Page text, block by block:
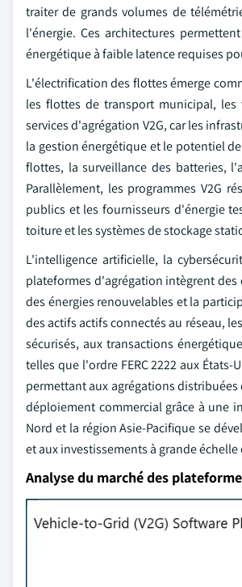
traiter de grands volumes de
l'énergie. Ces architectures
énergétique à faible latence requises
L'électrification des flottes émerge
les flottes de transport municipal,
services d'agrégation V2G, car les
la gestion énergétique et le potentiel
flottes, la surveillance des batteries,
Parallèlement, les programmes V2G
publics et les fournisseurs d'énergie
toiture et les systèmes de stockage
L'intelligence artificielle, la
plateformes d'agrégation intègrent
des énergies renouvelables et la
des actifs actifs connectés au réseau,
sécurisés, aux transactions
telles que l'ordre FERC 2222 aux
permettant aux agrégations
déploiement commercial grâce à une
Nord et la région Asie-Pacifique se
et aux investissements à grande échelle
Analyse du marché des